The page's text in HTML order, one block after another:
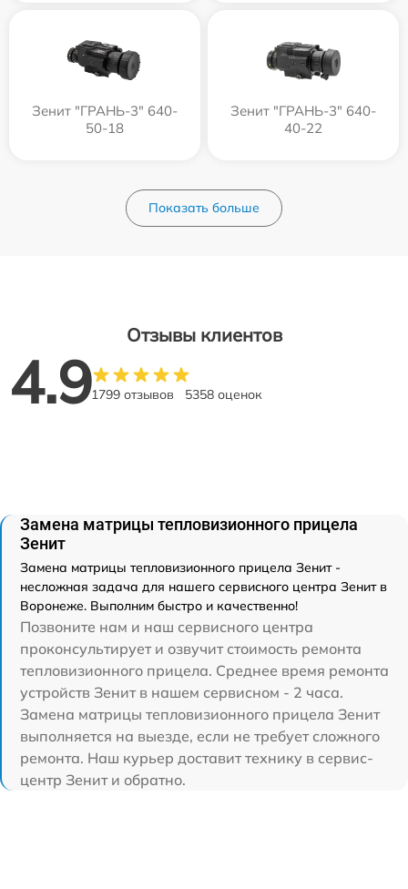
Зенит "ГРАНЬ-3" 640-
50-18
Зенит "ГРАНЬ-3" 640-
40-22
Показать больше
Отзывы клиентов
4.91799 отзывов 5358 оценок
Замена матрицы тепловизионного прицела
Зенит
Замена матрицы тепловизионного прицела Зенит -
несложная задача для нашего сервисного центра Зенит в
Воронеже. Выполним быстро и качественно!
Позвоните нам и наш сервисного центра
проконсультирует и озвучит стоимость ремонта
тепловизионного прицела. Среднее время ремонта
устройств Зенит в нашем сервисном - 2 часа.
Замена матрицы тепловизионного прицела Зенит
выполняется на выезде, если не требует сложного
ремонта. Наш курьер доставит технику в сервис-
центр Зенит и обратно.